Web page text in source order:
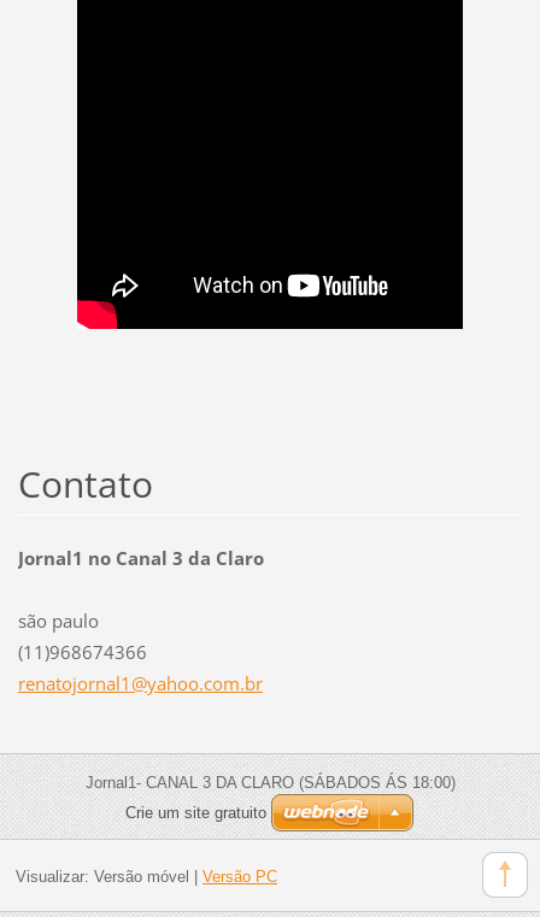
Contato
Jornal1 no Canal 3 da Claro
são paulo
(11)968674366
renatojornal1@yahoo.com.br
Jornal1- CANAL 3 DA CLARO (SÁBADOS ÁS 18:00)
Crie um site gratuito
Visualizar: Versão móvel | Versão PC